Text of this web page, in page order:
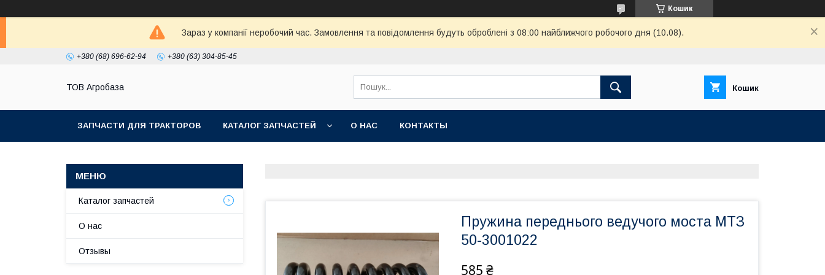
Кошик
Зараз у компанії неробочий час. Замовлення та повідомлення будуть оброблені з 08:00 найближчого робочого дня (10.08).
+380 (68) 696-62-94 +380 (63) 304-85-45
ТОВ Агробаза Кошик
ЗАПЧАСТИ ДЛЯ ТРАКТОРОВ КАТАЛОГ ЗАПЧАСТЕЙ О НАС КОНТАКТЫ
Пружина переднього ведучого моста МТЗ
50-3001022
585 ₴
Каталог запчастей
О нас
Отзывы